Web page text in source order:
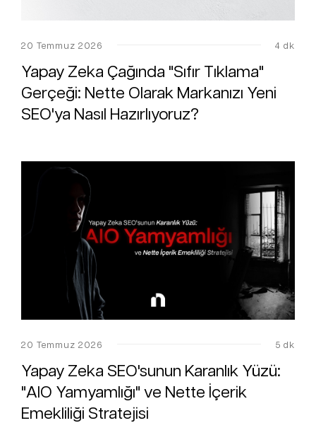
20 Temmuz 2026 4 dk
Yapay Zeka Çağında "Sıfır Tıklama"
Gerçeği: Nette Olarak Markanızı Yeni
SEO'ya Nasıl Hazırlıyoruz?
20 Temmuz 2026 5 dk
Yapay Zeka SEO'sunun Karanlık Yüzü:
"AIO Yamyamlığı" ve Nette İçerik
Emekliliği Stratejisi